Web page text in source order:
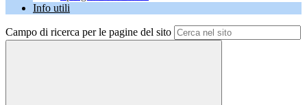
Info utili
Campo di ricerca per le pagine del sito